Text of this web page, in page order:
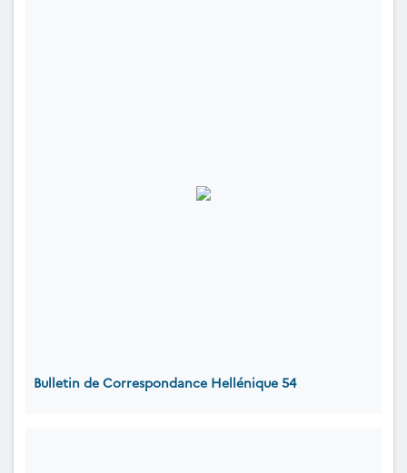
Bulletin de Correspondance Hellénique 54